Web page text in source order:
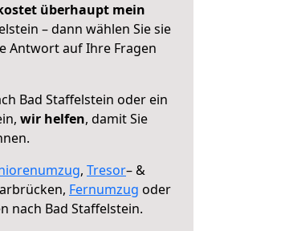
überhaupt mein
– dann wählen Sie sie
Antwort auf Ihre Fragen
Bad Staffelstein oder ein
wir helfen, damit Sie
, Tresor– &
Fernumzug oder
nach Bad Staffelstein.